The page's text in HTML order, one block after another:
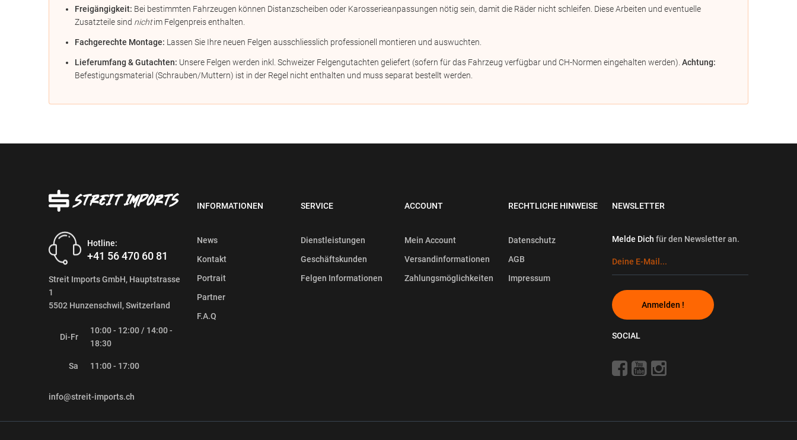
Freigängigkeit: Bei bestimmten Fahrzeugen können Distanzscheiben oder Karosserieanpassungen nötig sein, damit die Räder nicht schleifen. Diese Arbeiten und eventuelle
Zusatzteile sind nichtim Felgenpreis enthalten.
Fachgerechte Montage: Lassen Sie Ihre neuen Felgen ausschliesslich professionell montieren und auswuchten.
Lieferumfang & Gutachten: Unsere Felgen werden inkl. Schweizer Felgengutachten geliefert (sofern für das Fahrzeug verfügbar und CH-Normen eingehalten werden). Achtung:
Befestigungsmaterial (Schrauben/Muttern) ist in der Regel nicht enthalten und muss separat bestellt werden.
Hotline:
+41 56 470 60 81
Streit Imports GmbH, Hauptstrasse
1
5502 Hunzenschwil, Switzerland
Di-Fr
10:00 - 12:00 / 14:00 -
18:30
Sa 11:00 - 17:00
info@streit-imports.ch
INFORMATIONEN
News
Kontakt
Portrait
Partner
F.A.Q
SERVICE
Dienstleistungen
Geschäftskunden
Felgen Informationen
ACCOUNT
Mein Account
Versandinformationen
Zahlungsmöglichkeiten
RECHTLICHE HINWEISE
Datenschutz
AGB
Impressum
NEWSLETTER
Melde Dich für den Newsletter an.
Anmelden !
SOCIAL